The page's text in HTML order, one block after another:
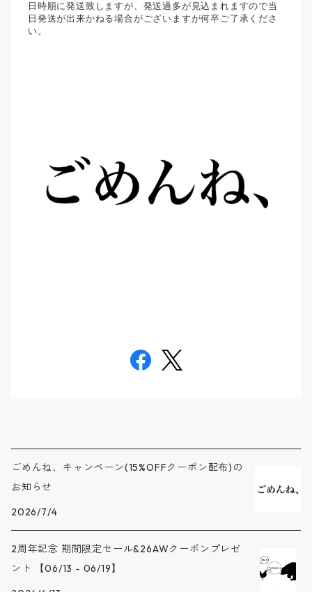
日時順に発送致しますが、発送過多が見込まれますので当
日発送が出来かねる場合がございますが何卒ご了承くださ
い。
ごめんね、キャンペーン(15%OFFクーポン配布)の
お知らせ
2026/7/4
2周年記念 期間限定セール&26AWクーポンプレゼ
ント 【06/13 - 06/19】